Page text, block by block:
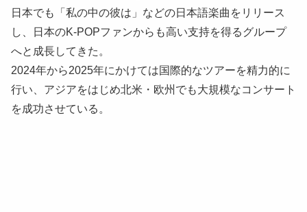
日本でも「私の中の彼は」などの日本語楽曲をリリース
し、日本のK-POPファンからも高い支持を得るグループ
へと成長してきた。
2024年から2025年にかけては国際的なツアーを精力的に
行い、アジアをはじめ北米・欧州でも大規模なコンサート
を成功させている。